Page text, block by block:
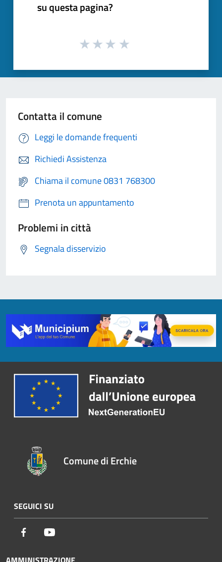
su questa pagina?
Contatta il comune
Leggi le domande frequenti
Richiedi Assistenza
Chiama il comune 0831 768300
Prenota un appuntamento
Problemi in città
Segnala disservizio
Comune di Erchie
SEGUICI SU
Facebook